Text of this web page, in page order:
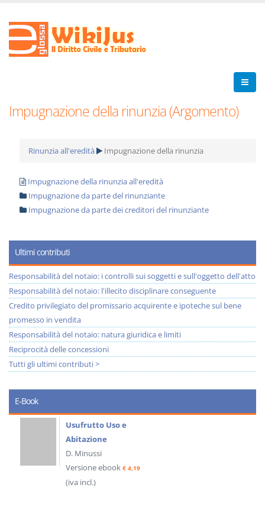
Impugnazione della rinunzia (Argomento)
Rinunzia all'eredità Impugnazione della rinunzia
Impugnazione della rinunzia all'eredità
Impugnazione da parte del rinunziante
Impugnazione da parte dei creditori del rinunziante
Ultimi contributi
Responsabilità del notaio: i controlli sui soggetti e sull'oggetto dell'atto
Responsabilità del notaio: l'illecito disciplinare conseguente
Credito privilegiato del promissario acquirente e ipoteche sul bene
promesso in vendita
Responsabilità del notaio: natura giuridica e limiti
Reciprocità delle concessioni
Tutti gli ultimi contributi >
E-Book
Usufrutto Uso e
Abitazione
D. Minussi
Versione ebook € 4,19
(iva incl.)